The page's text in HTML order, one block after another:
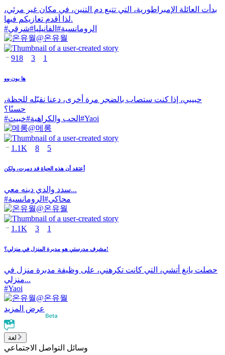
بدأت العائلة الإمبراطورية، التي تتبع دم التنين، في مكان غير مرئي،
لذا أقدم تعازيكم فيها.
#
الرومانسية# الفانيليا#شرقي
@온유월
918 3 1
ها يون-وو
حبيبي، إذا كنت ستصاب بالضجر مرة أخرى، دعنا نقبّله للحظة،
حسنًا؟
#
الحب والكراهية#خبيث #Yaoi
@메롱
1.1K 8 5
أعتقد أن هذه الحياة قد دمرت، ولكن
سدد والدي دينه معي...
#
محاكي# الرومانسية
@온유월
1.1K 3 1
مشرف مدرستي هو مدبرة المنزل في منزلي؟!
حصلت يانغ أتشي، التي كانت تكرهني، على وظيفة مدبرة منزل في
منزلي...
#Yaoi
@온유월
عرض المزيد
لغة
وسائل التواصل الاجتماعي